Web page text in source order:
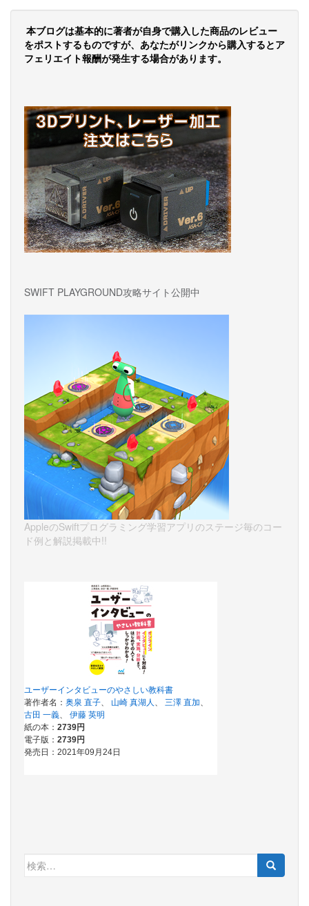
ビ
ゲ
ー
ョ
ン
本ブログは基本的に著者が自身で購入した商品のレビュー
をポストするものですが、あなたがリンクから購入するとア
フェリエイト報酬が発生する場合があります。
SWIFT PLAYGROUND攻略サイト公開中
AppleのSwiftプログラミング学習アプリのステージ毎のコー
ド例と解説掲載中!!
検
索: